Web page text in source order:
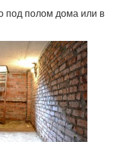
под полом дома или в